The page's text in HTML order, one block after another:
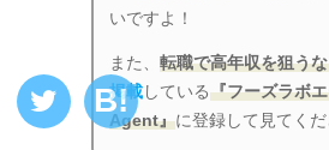
いですよ！
また、転職で高年収を狙う
掲載 している『フーズラボ
Agent』に登録して見てくだ